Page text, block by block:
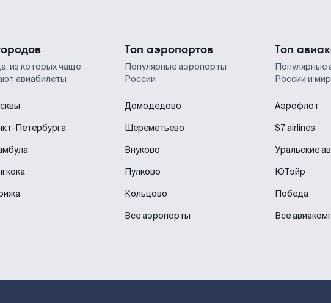
из которых чаще
авиабилеты
Петербурга
Топ аэропортов
Популярные аэропорты
России
Домодедово
Шереметьево
Внуково
Пулково
Кольцово
Все аэропорты
Топ
Популярные
России и
Аэрофлот
S7 airlines
Уральские
ЮТэйр
Победа
Все